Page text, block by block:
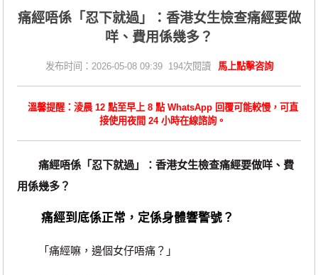
痛經唔係「忍下就過」：香港女生檢查痛經要做
咩、費用係幾多？
发布时间：2026-05-08 09:39 194次閱讀 馬上點擊咨詢
溫馨提醒：淩晨 12 點至早上 8 點 WhatsApp 回覆可能較慢，可直
接使用夜間 24 小時在線諮詢。
痛經唔係「忍下就過」：香港女生檢查痛經要做咩、費
用係幾多？
痛經到底係正常，定係身體響警號？
「痛經嘛，邊個女仔唔痛？」